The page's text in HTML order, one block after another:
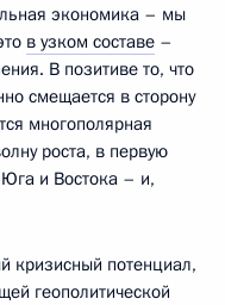
экономика – мы
в узком составе –
В позитиве то, что
смещается в сторону
многополярная
роста, в первую
Юга и Востока – и,
кризисный потенциал,
геополитической